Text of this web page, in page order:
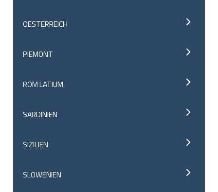
OESTERREICH
PIEMONT
ROM LATIUM
SARDINIEN
SIZILIEN
SLOWENIEN